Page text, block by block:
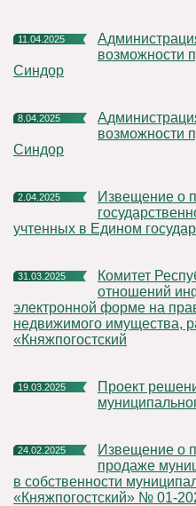
11.04.2025
Администрация МО «Княжпогостский» информирует о
возможности
Синдор
8.04.2025
Администрация МО «Княжпогостский» информирует о
возможности
Синдор
2.04.2025
Извещение о проведении на территории Республики Коми
учтенных в Едином
31.03.2025
Комитет Республики Коми имущественных и земельных
отношений
электронной форме на
недвижимого имущества,
«Княжпогостский
19.03.2025
проект решения "О внесении изменений в Устав
24.02.2025
Извещение о проведении аукциона в электронной форме по
продаже
в собственности
«Княжпогостский» № 01-